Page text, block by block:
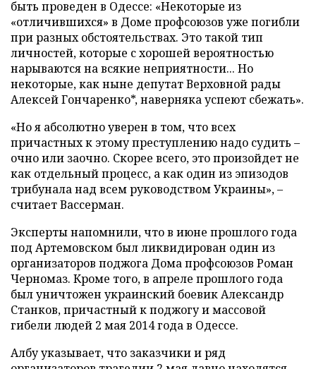
быть проведен в Одессе: «Некоторые из
«отличившихся» в Доме профсоюзов уже погибли
при разных обстоятельствах. Это такой тип
личностей, которые с хорошей вероятностью
нарываются на всякие неприятности... Но
некоторые, как ныне депутат Верховной рады
Алексей Гончаренко*, наверняка успеют сбежать».
«Но я абсолютно уверен в том, что всех
причастных к этому преступлению надо судить –
очно или заочно. Скорее всего, это произойдет не
как отдельный процесс, а как один из эпизодов
трибунала над всем руководством Украины», –
считает Вассерман.
Эксперты напомнили, что в июне прошлого года
под Артемовском был ликвидирован один из
организаторов поджога Дома профсоюзов Роман
Черномаз. Кроме того, в апреле прошлого года
был уничтожен украинский боевик Александр
Станков, причастный к поджогу и массовой
гибели людей 2 мая 2014 года в Одессе.
Албу указывает, что заказчики и ряд